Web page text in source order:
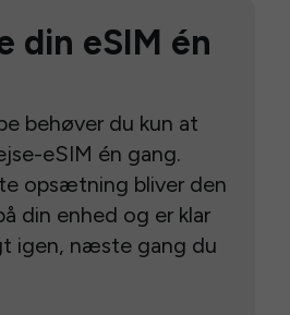
din eSIM én
behøver du kun at
eSIM én gang.
opsætning bliver den
din enhed og er klar
igen, næste gang du